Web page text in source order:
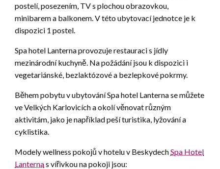
postelí, posezením, TV s plochou obrazovkou,
minibarem a balkonem. V této ubytovací jednotce je k
dispozici 1 postel.
Spa hotel Lanterna provozuje restauraci s jídly
mezinárodní kuchyně. Na požádání jsou k dispozici i
vegetariánské, bezlaktózové a bezlepkové pokrmy.
Během pobytu v ubytování Spa hotel Lanterna se můžete
ve Velkých Karlovicích a okolí věnovat různým
aktivitám, jako je například peší turistika, lyžování a
cyklistika.
Modely wellness pokojů v hotelu v BeskydechSpa Hotel
Lanternas vířivkou na pokoji jsou: